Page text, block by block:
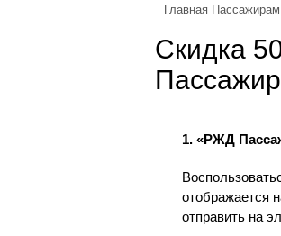
Главная Пассажирам
Скидка
1. «РЖД
отображается
отправить на